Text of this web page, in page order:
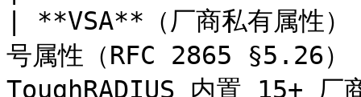
| **VSA**（厂商私有
号属性（RFC 2865 §5.26）
ToughRADIUS 内置 15+ 厂